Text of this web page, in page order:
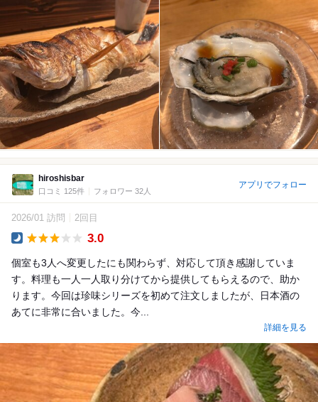
hiroshisbar
口コミ 125件 フォロワー 32人
アプリでフォロー
2026/01 訪問 2回目
3.0
個室も3人へ変更したにも関わらず、対応して頂き感謝していま
す。料理も一人一人取り分けてから提供してもらえるので、助か
ります。今回は珍味シリーズを初めて注文しましたが、日本酒の
あてに非常に合いました。今...
詳細を見る